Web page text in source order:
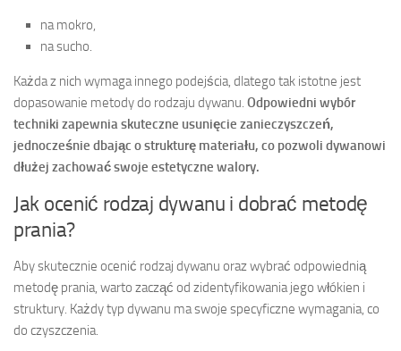
na mokro,
na sucho.
Każda z nich wymaga innego podejścia, dlatego tak istotne jest
dopasowanie metody do rodzaju dywanu. Odpowiedni wybór
techniki zapewnia skuteczne usunięcie zanieczyszczeń,
jednocześnie dbając o strukturę materiału, co pozwoli dywanowi
dłużej zachować swoje estetyczne walory.
Jak ocenić rodzaj dywanu i dobrać metodę
prania?
Aby skutecznie ocenić rodzaj dywanu oraz wybrać odpowiednią
metodę prania, warto zacząć od zidentyfikowania jego włókien i
struktury. Każdy typ dywanu ma swoje specyficzne wymagania, co
do czyszczenia.